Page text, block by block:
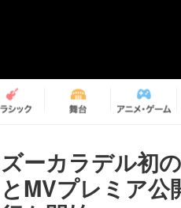
ズーカラデル初
とMVプレミア